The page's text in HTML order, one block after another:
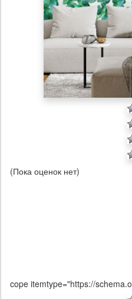
(Пока оценок нет)
cope itemtype="https://